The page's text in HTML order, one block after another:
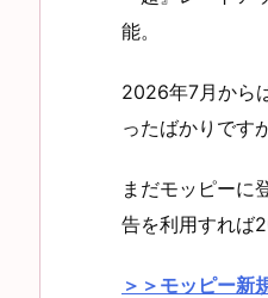
能。
2026年7月から
ったばかりです
まだモッピーに
告を利用すれば
＞＞モッピー